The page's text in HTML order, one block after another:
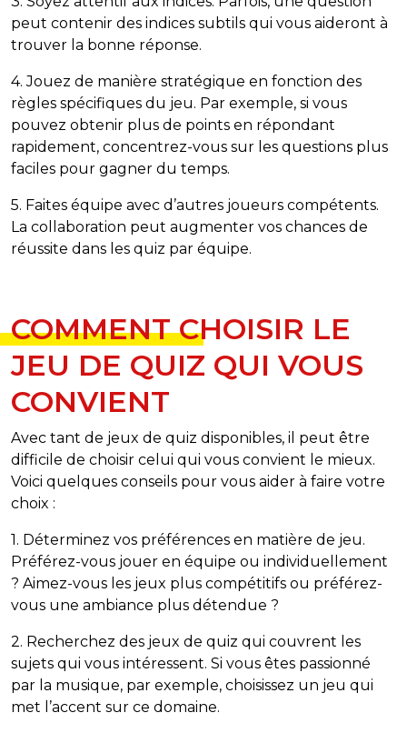
peut contenir des indices subtils qui vous aideront à
trouver la bonne réponse.
4. Jouez de manière stratégique en fonction des
règles spécifiques du jeu. Par exemple, si vous
pouvez obtenir plus de points en répondant
rapidement, concentrez-vous sur les questions plus
faciles pour gagner du temps.
5. Faites équipe avec d’autres joueurs compétents.
La collaboration peut augmenter vos chances de
réussite dans les quiz par équipe.
COMMENT CHOISIR LE
JEU DE QUIZ QUI VOUS
CONVIENT
Avec tant de jeux de quiz disponibles, il peut être
difficile de choisir celui qui vous convient le mieux.
Voici quelques conseils pour vous aider à faire votre
choix :
1. Déterminez vos préférences en matière de jeu.
Préférez-vous jouer en équipe ou individuellement
? Aimez-vous les jeux plus compétitifs ou préférez-
vous une ambiance plus détendue ?
2. Recherchez des jeux de quiz qui couvrent les
sujets qui vous intéressent. Si vous êtes passionné
par la musique, par exemple, choisissez un jeu qui
met l’accent sur ce domaine.